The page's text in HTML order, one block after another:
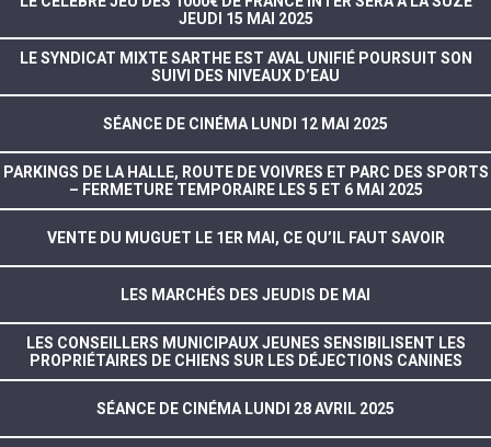
JEUDI 15 MAI 2025
LE SYNDICAT MIXTE SARTHE EST AVAL UNIFIÉ POURSUIT SON
SUIVI DES NIVEAUX D’EAU
SÉANCE DE CINÉMA LUNDI 12 MAI 2025
PARKINGS DE LA HALLE, ROUTE DE VOIVRES ET PARC DES SPORTS
– FERMETURE TEMPORAIRE LES 5 ET 6 MAI 2025
VENTE DU MUGUET LE 1ER MAI, CE QU’IL FAUT SAVOIR
LES MARCHÉS DES JEUDIS DE MAI
LES CONSEILLERS MUNICIPAUX JEUNES SENSIBILISENT LES
PROPRIÉTAIRES DE CHIENS SUR LES DÉJECTIONS CANINES
SÉANCE DE CINÉMA LUNDI 28 AVRIL 2025